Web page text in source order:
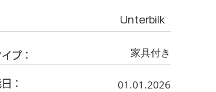
Unterbilk
プ： 家具付き
： 01.01.2026